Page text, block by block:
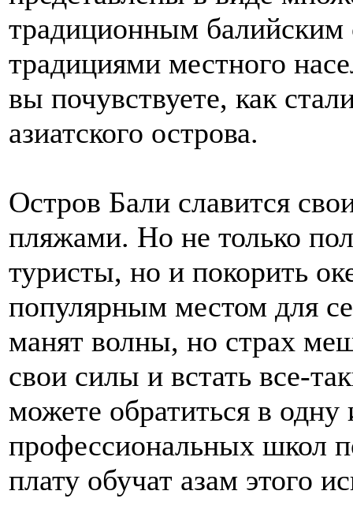
традиционным
традициями местного
вы почувствуете, как
азиатского острова.
Остров Бали славится
пляжами. Но не только
туристы, но и покорить
популярным местом для
манят волны, но страх
свои силы и встать все-
можете обратиться в одну
профессиональных школ
плату обучат азам этого